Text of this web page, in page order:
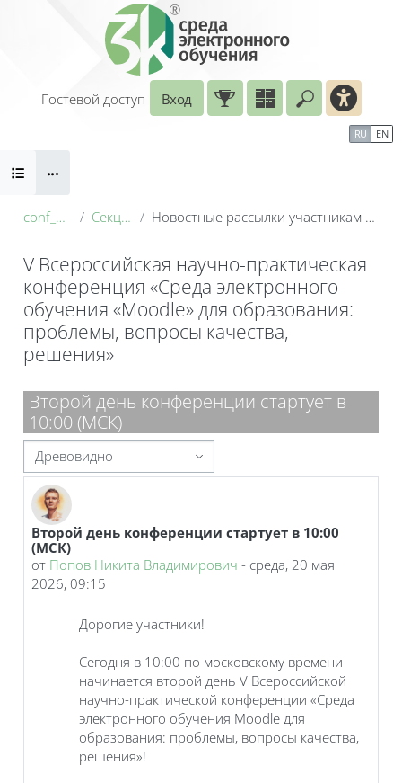
Перейти к основному содержанию
Введите
Гостевой доступ
Вход
RU EN
Блоки
conf_2026 Секция 1 Новостные рассылки участникам конференции
V Всероссийская научно-практическая
конференция «Среда электронного
обучения «Moodle» для образования:
проблемы, вопросы качества,
решения»
Блоки
Второй день конференции стартует в
10:00 (МСК)
Режим отображения
Второй день конференции стартует в 10:00
(МСК)
от Попов Никита Владимирович - среда, 20 мая
2026, 09:15
Количество ответов: 0
Дорогие участники!
Сегодня в 10:00 по московскому времени
начинается второй день V Всероссийской
научно-практической конференции «Среда
электронного обучения Moodle для
образования: проблемы, вопросы качества,
решения»!